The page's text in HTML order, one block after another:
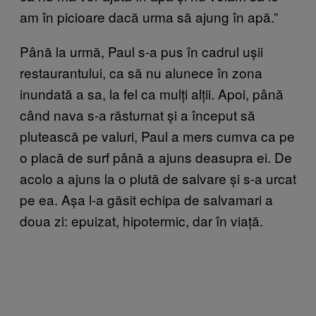
am în picioare dacă urma să ajung în apă.”
Până la urmă, Paul s-a pus în cadrul ușii
restaurantului, ca să nu alunece în zona
inundată a sa, la fel ca mulți alții. Apoi, până
când nava s-a răsturnat și a început să
plutească pe valuri, Paul a mers cumva ca pe
o placă de surf până a ajuns deasupra ei. De
acolo a ajuns la o plută de salvare și s-a urcat
pe ea. Așa l-a găsit echipa de salvamari a
doua zi: epuizat, hipotermic, dar în viață.